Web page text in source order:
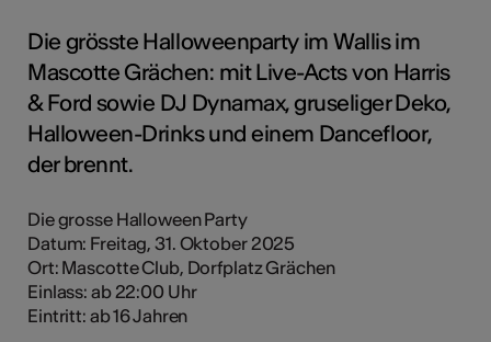
Die grösste Halloweenparty im Wallis im
Mascotte Grächen: mit Live-Acts von Harris
& Ford sowie DJ Dynamax, gruseliger Deko,
Halloween-Drinks und einem Dancefloor,
der brennt.
Die grosse Halloween Party
Datum: Freitag, 31. Oktober 2025
Ort: Mascotte Club, Dorfplatz Grächen
Einlass: ab 22:00 Uhr
Eintritt: ab 16 Jahren